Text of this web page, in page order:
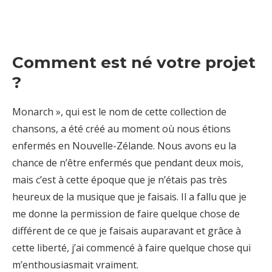
Comment est né votre projet
?
Monarch », qui est le nom de cette collection de
chansons, a été créé au moment où nous étions
enfermés en Nouvelle-Zélande. Nous avons eu la
chance de n’être enfermés que pendant deux mois,
mais c’est à cette époque que je n’étais pas très
heureux de la musique que je faisais. Il a fallu que je
me donne la permission de faire quelque chose de
différent de ce que je faisais auparavant et grâce à
cette liberté, j’ai commencé à faire quelque chose qui
m’enthousiasmait vraiment.